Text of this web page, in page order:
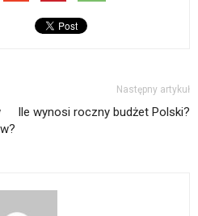
Następny artykuł
Ile wynosi roczny budżet Polski?